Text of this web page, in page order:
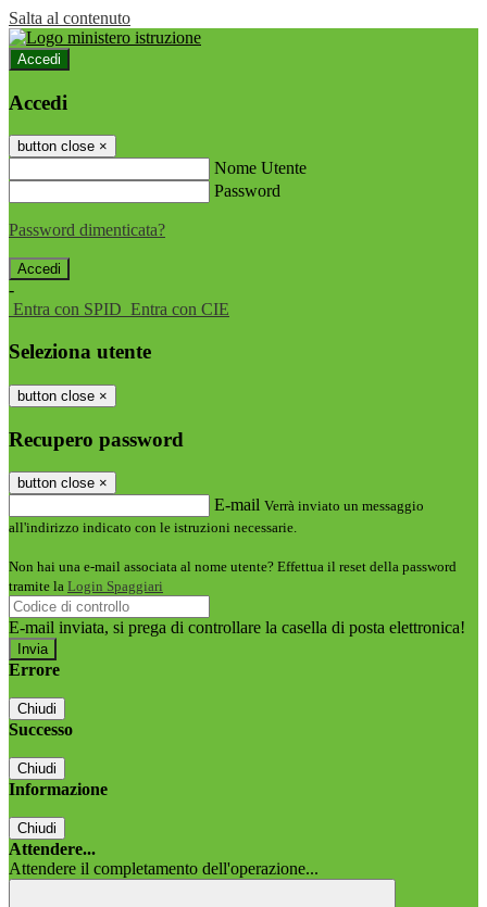
Salta al contenuto
Accedi
Accedi
button close ×
Nome Utente
Password
Password dimenticata?
-
Entra con SPID Entra con CIE
Seleziona utente
button close ×
Recupero password
button close ×
E-mail Verrà inviato un messaggio
all'indirizzo indicato con le istruzioni necessarie.
Non hai una e-mail associata al nome utente? Effettua il reset della password
tramite la Login Spaggiari
E-mail inviata, si prega di controllare la casella di posta elettronica!
Errore
Chiudi
Successo
Chiudi
Informazione
Chiudi
Attendere...
Attendere il completamento dell'operazione...